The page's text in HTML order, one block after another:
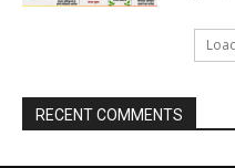
RECENT COMMENTS